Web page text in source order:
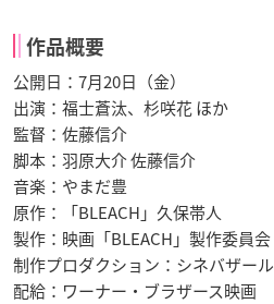
作品概要
公開日：7月20日（金）
出演：福士蒼汰、杉咲花 ほか
監督：佐藤信介
脚本：羽原大介 佐藤信介
音楽：やまだ豊
原作：「BLEACH」久保帯人
製作：映画「BLEACH」製作委員会
制作プロダクション：シネバザール
配給：ワーナー・ブラザース映画